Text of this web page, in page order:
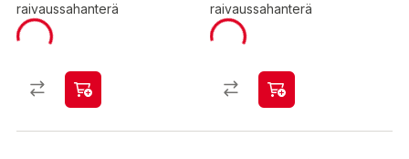
raivaussahanterä
raivaussahanterä